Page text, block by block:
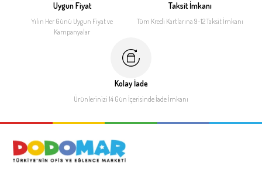
Uygun Fiyat
Yılın Her Günü Uygun Fiyatve
Kampanyalar
Taksit İmkanı
Tüm Kredi Kartlarına 9-12Taksit İmkanı
Kolay İade
Ürünlerinizi 14 Gün İçerisinde İade İmkanı